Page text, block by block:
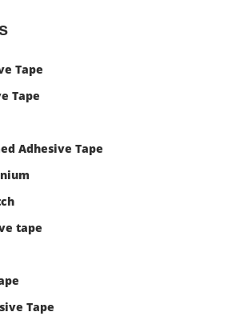
Tape
Tape
Adhesive Tape
tape
Tape